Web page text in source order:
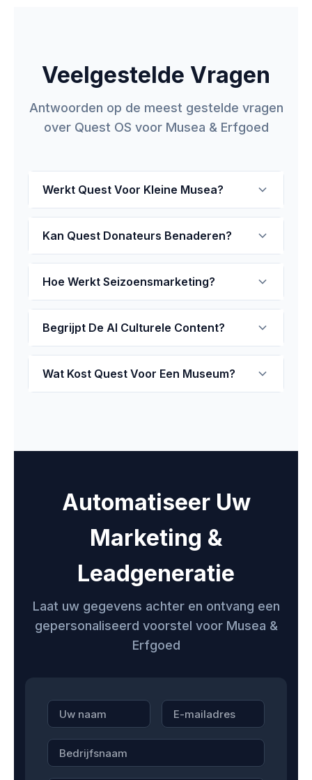
Veelgestelde Vragen
Antwoorden op de meest gestelde vragen
over Quest OS voor Musea & Erfgoed
Werkt Quest Voor Kleine Musea?
Kan Quest Donateurs Benaderen?
Hoe Werkt Seizoensmarketing?
Begrijpt De AI Culturele Content?
Wat Kost Quest Voor Een Museum?
Automatiseer Uw
Marketing &
Leadgeneratie
Laat uw gegevens achter en ontvang een
gepersonaliseerd voorstel voor Musea &
Erfgoed